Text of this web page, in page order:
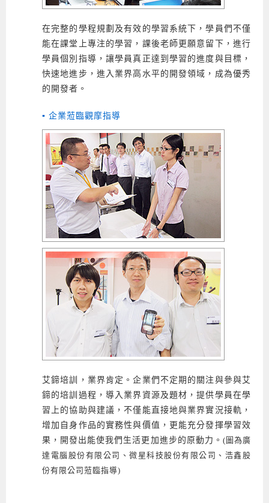
在完整的學程規劃及有效的學習系統下，學員們不僅
能在課堂上專注的學習，課後老師更願意留下，進行
學員個別指導，讓學員真正達到學習的進度與目標，
快速地進步，進入業界高水平的開發領域，成為優秀
的開發者。
▪ 企業蒞臨觀摩指導
艾鍗培訓，業界肯定。企業們不定期的關注與參與艾
鍗的培訓過程，導入業界資源及題材，提供學員在學
習上的協助與建議，不僅能直接地與業界實況接軌，
增加自身作品的實務性與價值，更能充分發揮學習效
果，開發出能使我們生活更加進步的原動力。 (圖為廣
達電腦股份有限公司、微星科技股份有限公司、浩鑫股
份有限公司蒞臨指導)